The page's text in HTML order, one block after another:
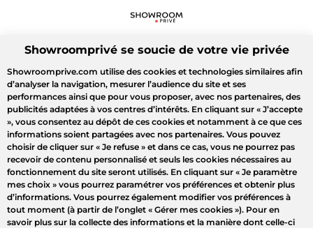
Showroomprivé se soucie de votre vie privée
Showroomprive.com utilise des cookies et technologies similaires afin
d’analyser la navigation, mesurer l’audience du site et ses
performances ainsi que pour vous proposer, avec nos partenaires, des
publicités adaptées à vos centres d’intérêts. En cliquant sur « J’accepte
», vous consentez au dépôt de ces cookies et notamment à ce que ces
informations soient partagées avec nos partenaires. Vous pouvez
choisir de cliquer sur « Je refuse » et dans ce cas, vous ne pourrez pas
recevoir de contenu personnalisé et seuls les cookies nécessaires au
fonctionnement du site seront utilisés. En cliquant sur « Je paramètre
mes choix » vous pourrez paramétrer vos préférences et obtenir plus
d’informations. Vous pourrez également modifier vos préférences à
tout moment (à partir de l’onglet « Gérer mes cookies »). Pour en
savoir plus sur la collecte des informations et la manière dont celle-ci